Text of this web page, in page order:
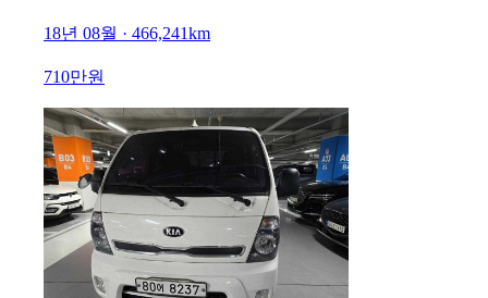
18년 08월 · 466,241km
710만원